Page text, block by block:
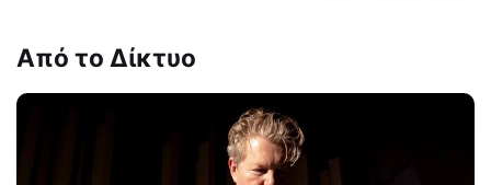
Από το Δίκτυο